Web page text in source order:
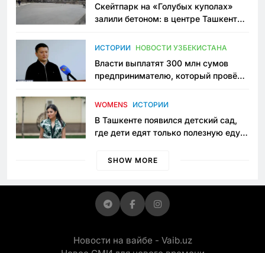
Скейтпарк на «Голубых куполах»
залили бетоном: в центре Ташкента
пространство
ИСТОРИИ НОВОСТИ УЗБЕКИСТАНА
Власти выплатят 300 млн сумов
предпринимателю, который провёл
приговору
WOMENS ИСТОРИИ
В Ташкенте появился детский сад,
где дети едят только полезную еду.
просить «кашу без сахара»
SHOW MORE
Новости на вайбе - Vaib.uz